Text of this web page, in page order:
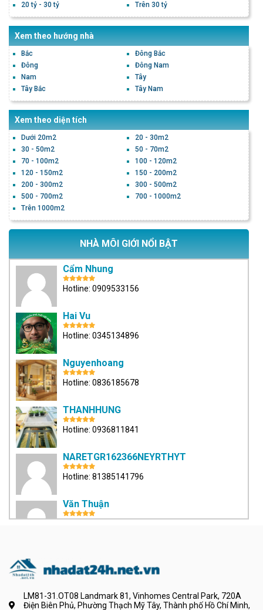
20 tỷ - 30 tỷ
Trên 30 tỷ
Xem theo hướng nhà
Bắc
Đông Bắc
Đông
Đông Nam
Nam
Tây
Tây Bắc
Tây Nam
Xem theo diện tích
Dưới 20m2
20 - 30m2
30 - 50m2
50 - 70m2
70 - 100m2
100 - 120m2
120 - 150m2
150 - 200m2
200 - 300m2
300 - 500m2
500 - 700m2
700 - 1000m2
Trên 1000m2
NHÀ MÔI GIỚI NỔI BẬT
Cẩm Nhung
Hotline: 0909533156
Hai Vu
Hotline: 0345134896
Nguyenhoang
Hotline: 0836185678
THANHHUNG
Hotline: 0936811841
NARETGR162366NEYRTHYT
Hotline: 81385141796
Văn Thuận
Hotline: 0334325004
Huỳnh Phúc Lâm
LM81-31.OT08 Landmark 81, Vinhomes Central Park, 720A
Điện Biên Phủ, Phường Thạch Mỹ Tây, Thành phố Hồ Chí Minh,